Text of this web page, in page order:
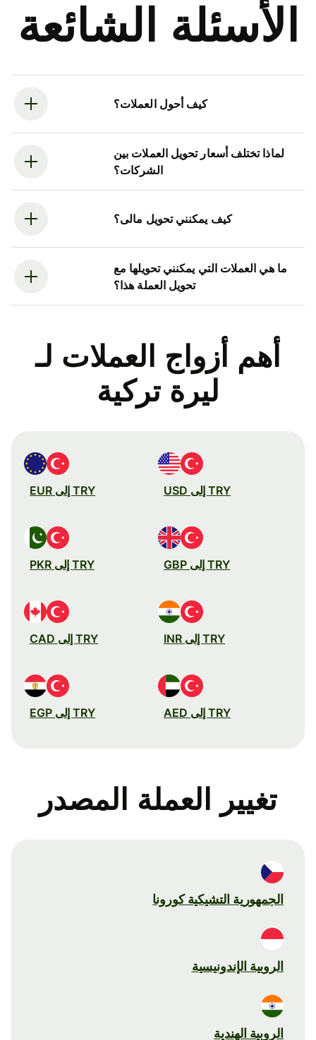
الأسئلة الشائعة
كيف أحول العملات؟
لماذا تختلف أسعار تحويل العملات بين
الشركات؟
كيف يمكنني تحويل مالى؟
ما هي العملات التي يمكنني تحويلها مع
تحويل العملة هذا؟
أهم أزواج العملات لـ
ليرة تركية
TRY إلى USD TRY إلى EUR
TRY إلى GBP TRY إلى PKR
TRY إلى INR TRY إلى CAD
TRY إلى AED TRY إلى EGP
تغيير العملة المصدر
الجمهورية التشيكية كورونا
الروبية الإندونيسية
الروبية الهندية